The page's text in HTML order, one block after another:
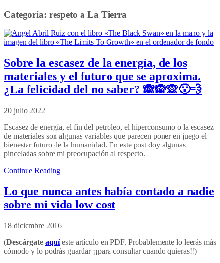
Categoría: respeto a La Tierra
Sobre la escasez de la energía, de los
materiales y el futuro que se aproxima.
¿La felicidad del no saber? 🙈🙉🙊😮‍💨
20 julio 2022
Escasez de energía, el fin del petroleo, el hiperconsumo o la escasez
de materiales son algunas variables que parecen poner en juego el
bienestar futuro de la humanidad. En este post doy algunas
pinceladas sobre mi preocupación al respecto.
Continue Reading
Lo que nunca antes había contado a nadie
sobre mi vida low cost
18 diciembre 2016
(Descárgate aquíeste artículo en PDF. Probablemente lo leerás más
cómodo y lo podrás guardar ¡¡para consultar cuando quieras!!)